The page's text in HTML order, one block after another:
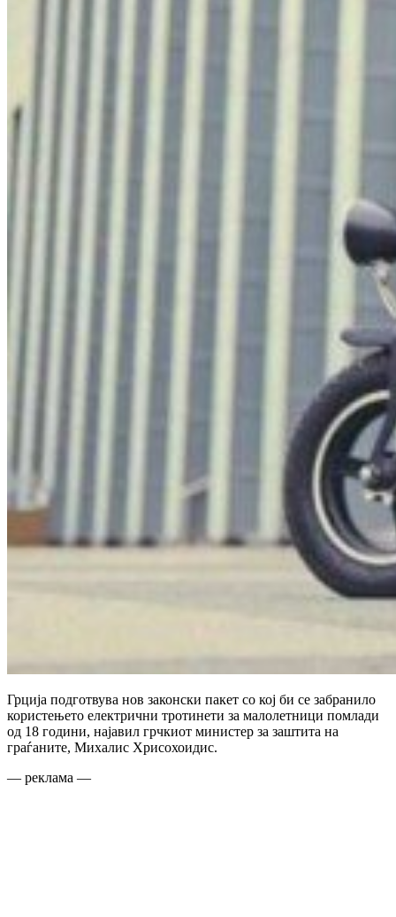
Грција подготвува нов законски пакет со кој би се забранило
користењето електрични тротинети за малолетници помлади
од 18 години, најавил грчкиот министер за заштита на
граѓаните, Михалис Хрисохоидис.
— реклама —